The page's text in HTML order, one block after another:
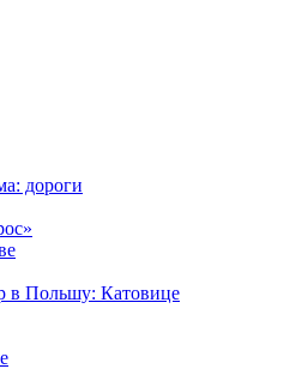
дороги
в Польшу: Катовице